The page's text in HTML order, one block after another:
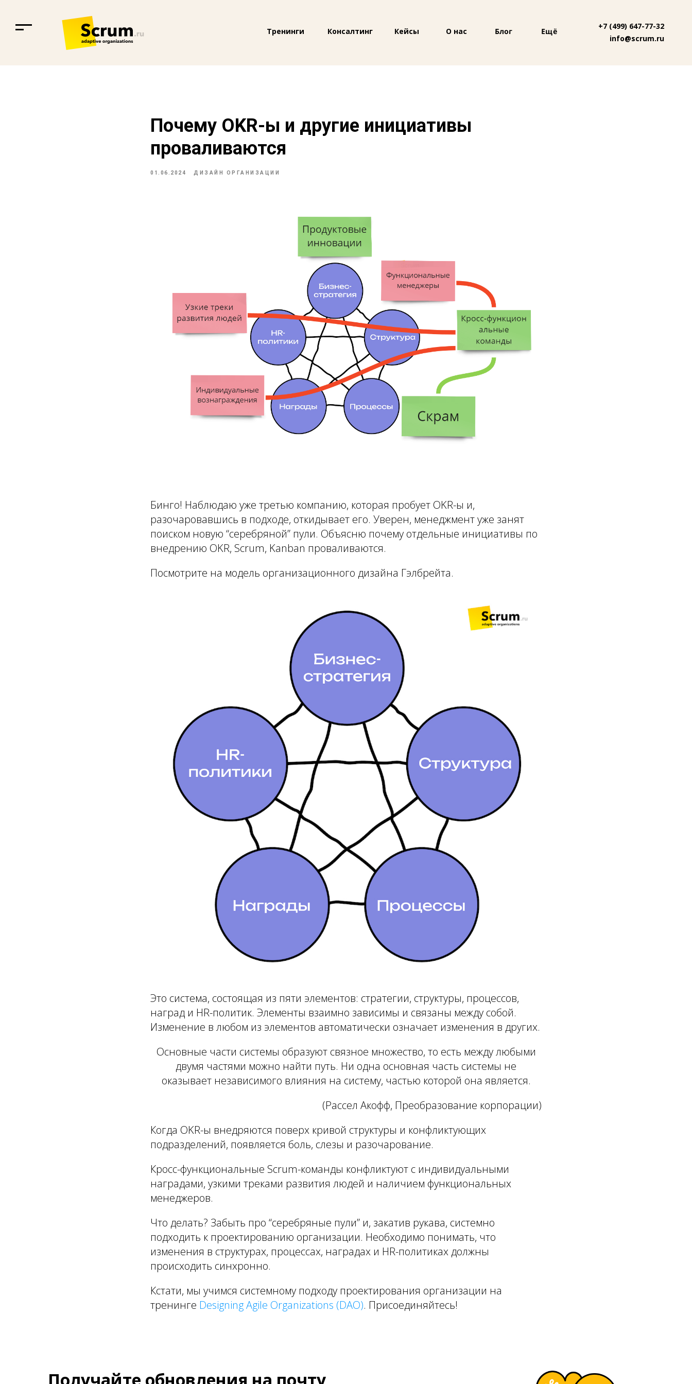
Тренинги Консалтинг Кейсы Блог
+7 (499) 647-77-32
info@scrum.ru
Ещё
О нас
Почему OKR-ы и другие инициативы
проваливаются
01.06.2024 ДИЗАЙН ОРГАНИЗАЦИИ
Бинго! Наблюдаю уже третью компанию, которая пробует OKR-ы и,
разочаровавшись в подходе, откидывает его. Уверен, менеджмент уже занят
поиском новую “серебряной” пули. Объясню почему отдельные инициативы по
внедрению OKR, Scrum, Kanban проваливаются.
Посмотрите на модель организационного дизайна Гэлбрейта.
Это система, состоящая из пяти элементов: стратегии, структуры, процессов,
наград и HR-политик. Элементы взаимно зависимы и связаны между собой.
Изменение в любом из элементов автоматически означает изменения в других.
Основные части системы образуют связное множество, то есть между любыми
двумя частями можно найти путь. Ни одна основная часть системы не
оказывает независимого влияния на систему, частью которой она является.
(Рассел Акофф, Преобразование корпорации)
Когда OKR-ы внедряются поверх кривой структуры и конфликтующих
подразделений, появляется боль, слезы и разочарование.
Кросс-функциональные Scrum-команды конфликтуют с индивидуальными
наградами, узкими треками развития людей и наличием функциональных
менеджеров.
Что делать? Забыть про “серебряные пули” и, закатив рукава, системно
подходить к проектированию организации. Необходимо понимать, что
изменения в структурах, процессах, наградах и HR-политиках должны
происходить синхронно.
Кстати, мы учимся системному подходу проектирования организации на
тренинге Designing Agile Organizations (DAO). Присоединяйтесь!